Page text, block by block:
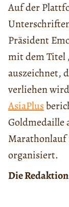
Auf der
Präsident
mit dem Titel
auszeichnet,
verliehen
AsiaPlus
Goldmedaille
Marathonlauf
organisiert.
Die